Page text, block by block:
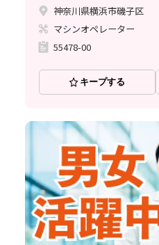
神奈川県横浜市磯子区
マシンオペレーター
55478-00
キープする